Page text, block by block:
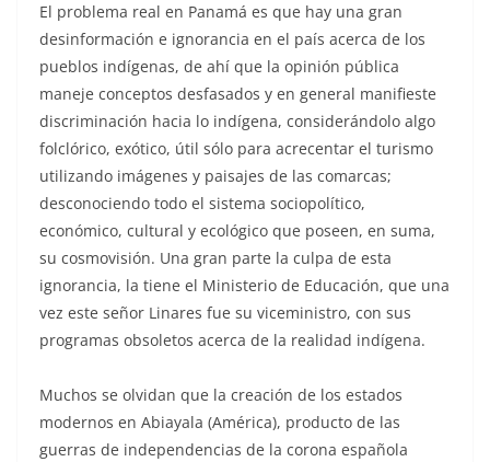
El problema real en Panamá es que hay una gran
desinformación e ignorancia en el país acerca de los
pueblos indígenas, de ahí que la opinión pública
maneje conceptos desfasados y en general manifieste
discriminación hacia lo indígena, considerándolo algo
folclórico, exótico, útil sólo para acrecentar el turismo
utilizando imágenes y paisajes de las comarcas;
desconociendo todo el sistema sociopolítico,
económico, cultural y ecológico que poseen, en suma,
su cosmovisión. Una gran parte la culpa de esta
ignorancia, la tiene el Ministerio de Educación, que una
vez este señor Linares fue su viceministro, con sus
programas obsoletos acerca de la realidad indígena.
Muchos se olvidan que la creación de los estados
modernos en Abiayala (América), producto de las
guerras de independencias de la corona española